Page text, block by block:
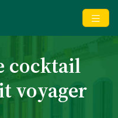
cocktail
voyager